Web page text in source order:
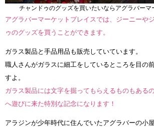
チャンドゥのグッズを買いたいならアグラバーマ
アグラバーマーケットプレイスでは、ジーニーや
ゥのグッズを買うことができます。
ガラス製品と手品用品も販売していています。
職人さんがガラスに細工をしているところを目の
すよ。
ガラス製品には文字を掘ってもらえるものもある
へ遊びに来た特別な記念になります！
アラジンが少年時代に住んでいたアグラバーの小